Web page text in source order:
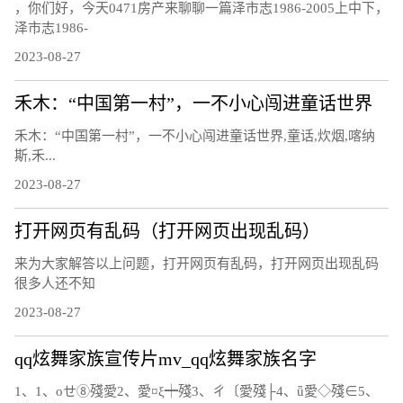
，你们好，今天0471房产来聊聊一篇泽市志1986-2005上中下，
泽市志1986-
2023-08-27
禾木：“中国第一村”，一不小心闯进童话世界
禾木：“中国第一村”，一不小心闯进童话世界,童话,炊烟,喀纳
斯,禾...
2023-08-27
打开网页有乱码（打开网页出现乱码）
来为大家解答以上问题，打开网页有乱码，打开网页出现乱码
很多人还不知
2023-08-27
qq炫舞家族宣传片mv_qq炫舞家族名字
1、1、οせ⑧殘愛2、愛¤ξ┿殘3、ㄔ〔愛殘├4、ǖ愛◇殘∈5、